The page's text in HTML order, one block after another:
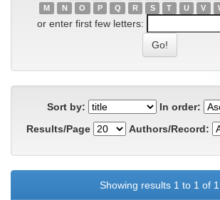
M
N O P Q R S T U V
or enter first few letters:
Sort by:
In order:
Results/Page
Authors/Record:
Showing results 1 to 1 of 1